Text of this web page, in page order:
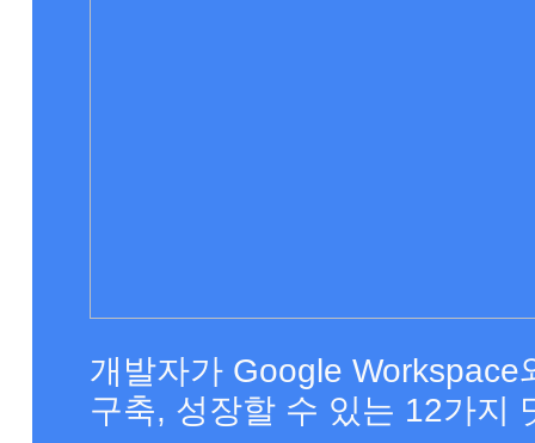
개발자가 Google Workspace
구축, 성장할 수 있는 12가지